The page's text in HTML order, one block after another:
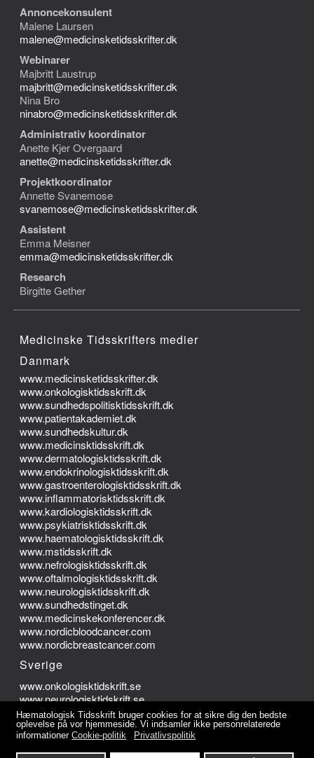
Hæmatologisk Tidsskrift bruger cookies for at sikre dig den bedste
oplevelse på vor hjemmeside. Vi indsamler ikke personrelaterede
informationer Cookie-politik Privatlivspolitik
Annoncekonsulent
Malene Laursen
malene@medicinsketidsskrifter.dk
Webinarer
Majbritt Laustrup
majbritt@medicinsketidsskrifter.dk
Nina Bro
ninabro@medicinsketidsskrifter.dk
Administrativ koordinator
Anette Kjer Overgaard
anette@medicinsketidsskrifter.dk
Projektkoordinator
Annette Svanemose
svanemose@medicinsketidsskrifter.dk
Assistent
Emma Meisner
emma@medicinsketidsskrifter.dk
Research
Birgitte Gether
Medicinske Tidsskrifters medier
Danmark
www.medicinsketidsskrifter.dk
www.onkologisktidsskrift.dk
www.sundhedspolitisktidsskrift.dk
www.patientakademiet.dk
www.sundhedskultur.dk
www.medicinsktidsskrift.dk
www.dermatologisktidsskrift.dk
www.endokrinologisktidsskrift.dk
www.gastroenterologisktidsskrift.dk
www.inflammatorisktidsskrift.dk
www.kardiologisktidsskrift.dk
www.psykiatrisktidsskrift.dk
www.haematologisktidsskrift.dk
www.mstidsskrift.dk
www.nefrologisktidsskrift.dk
www.oftalmologisktidsskrift.dk
www.neurologisktidsskrift.dk
www.sundhedstinget.dk
www.medicinskekonferencer.dk
www.nordicbloodcancer.com
www.nordicbreastcancer.com
Sverige
www.onkologisktidskrift.se
www.neurologisktidskrift.se
Norge
www.onkologisktidsskrift.no
www.nevrologisktidsskrift.no